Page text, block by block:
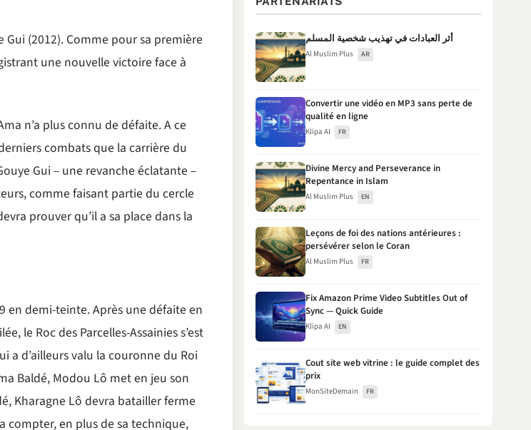
(2012). Comme pour sa première
une nouvelle victoire face à
n’a plus connu de défaite. A ce
combats que la carrière du
Gui – une revanche éclatante –
comme faisant partie du cercle
prouver qu’il a sa place dans la
en demi-teinte. Après une défaite en
le Roc des Parcelles-Assainies s’est
a d’ailleurs valu la couronne du Roi
Baldé, Modou Lô met en jeu son
Kharagne Lô devra batailler ferme
compter, en plus de sa technique,
أثر العبادات في تهذيب شخصية المسلم
Al Muslim Plus AR
Convertir une vidéo en MP3 sans perte de
qualité en ligne
Klipa AI FR
Divine Mercy and Perseverance in
Repentance in Islam
Al Muslim Plus EN
Leçons de foi des nations antérieures :
persévérer selon le Coran
Al Muslim Plus FR
Fix Amazon Prime Video Subtitles Out of
Sync — Quick Guide
Klipa AI EN
Cout site web vitrine : le guide complet des
prix
MonSiteDemain FR